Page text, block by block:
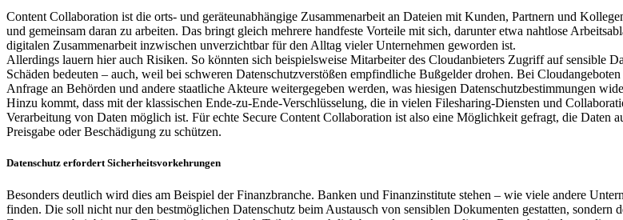
Content Collaboration ist die orts- und geräteunabhängige Zusammenarbeit an Dateien mit Kunden, Partnern und
und gemeinsam daran zu arbeiten. Das bringt gleich mehrere handfeste Vorteile mit sich, darunter etwa nahtlose
digitalen Zusammenarbeit inzwischen unverzichtbar für den Alltag vieler Unternehmen geworden ist.
Allerdings lauern hier auch Risiken. So könnten sich beispielsweise Mitarbeiter des Cloudanbieters Zugriff auf sensible
Schäden bedeuten – auch, weil bei schweren Datenschutzverstößen empfindliche Bußgelder drohen. Bei
Anfrage an Behörden und andere staatliche Akteure weitergegeben werden, was hiesigen Datenschutzbestimmungen
Hinzu kommt, dass mit der klassischen Ende-zu-Ende-Verschlüsselung, die in vielen Filesharing-Diensten und
Verarbeitung von Daten möglich ist. Für echte Secure Content Collaboration ist also eine Möglichkeit gefragt, die
Preisgabe oder Beschädigung zu schützen.
Datenschutz erfordert Sicherheitsvorkehrungen
Besonders deutlich wird dies am Beispiel der Finanzbranche. Banken und Finanzinstitute stehen – wie viele andere
finden. Die soll nicht nur den bestmöglichen Datenschutz beim Austausch von sensiblen Dokumenten gestatten,